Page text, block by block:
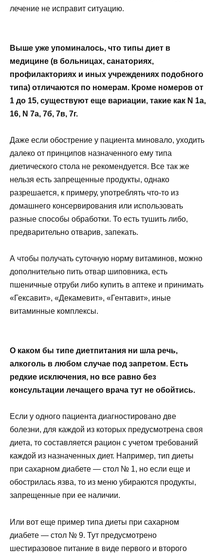
лечение не исправит ситуацию.
Выше уже упоминалось, что типы диет в
медицине (в больницах, санаториях,
профилакториях и иных учреждениях подобного
типа) отличаются по номерам. Кроме номеров от
1 до 15, существуют еще вариации, такие как N 1а,
16, N 7а, 7б, 7в, 7г.
Даже если обострение у пациента миновало, уходить
далеко от принципов назначенного ему типа
диетического стола не рекомендуется. Все так же
нельзя есть запрещенные продукты, однако
разрешается, к примеру, употреблять что-то из
домашнего консервирования или использовать
разные способы обработки. То есть тушить либо,
предварительно отварив, запекать.
А чтобы получать суточную норму витаминов, можно
дополнительно пить отвар шиповника, есть
пшеничные отруби либо купить в аптеке и принимать
«Гексавит», «Декамевит», «Гентавит», иные
витаминные комплексы.
О каком бы типе диетпитания ни шла речь,
алкоголь в любом случае под запретом. Есть
редкие исключения, но все равно без
консультации лечащего врача тут не обойтись.
Если у одного пациента диагностировано две
болезни, для каждой из которых предусмотрена своя
диета, то составляется рацион с учетом требований
каждой из назначенных диет. Например, тип диеты
при сахарном диабете — стол № 1, но если еще и
обострилась язва, то из меню убираются продукты,
запрещенные при ее наличии.
Или вот еще пример типа диеты при сахарном
диабете — стол № 9. Тут предусмотрено
шестиразовое питание в виде первого и второго